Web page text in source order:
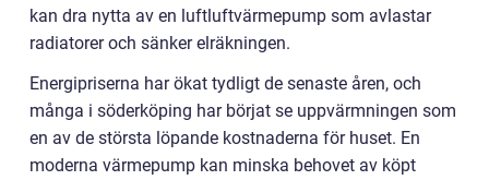
kan dra nytta av en luftluftvärmepump som avlastar
radiatorer och sänker elräkningen.
Energipriserna har ökat tydligt de senaste åren, och
många i söderköping har börjat se uppvärmningen som
en av de största löpande kostnaderna för huset. En
moderna värmepump kan minska behovet av köpt